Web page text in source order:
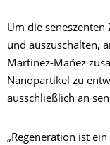
Um die
und auszuschalten,
Martínez-Mañez
Nanopartikel zu
ausschließlich an
„Regeneration ist